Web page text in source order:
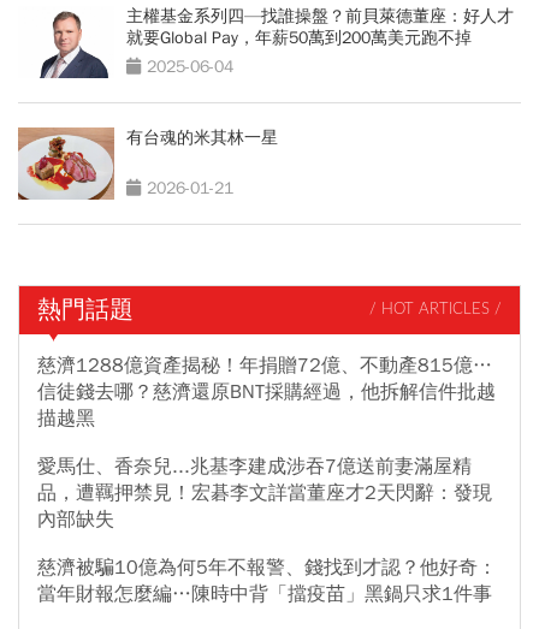
主權基金系列四—找誰操盤？前貝萊德董座：好人才
就要Global Pay，年薪50萬到200萬美元跑不掉
2025-06-04
有台魂的米其林一星
2026-01-21
熱門話題 / HOT ARTICLES /
慈濟1288億資產揭秘！年捐贈72億、不動產815億…
信徒錢去哪？慈濟還原BNT採購經過，他拆解信件批越
描越黑
愛馬仕、香奈兒...兆基李建成涉吞7億送前妻滿屋精
品，遭羈押禁見！宏碁李文詳當董座才2天閃辭：發現
內部缺失
慈濟被騙10億為何5年不報警、錢找到才認？他好奇：
當年財報怎麼編…陳時中背「擋疫苗」黑鍋只求1件事